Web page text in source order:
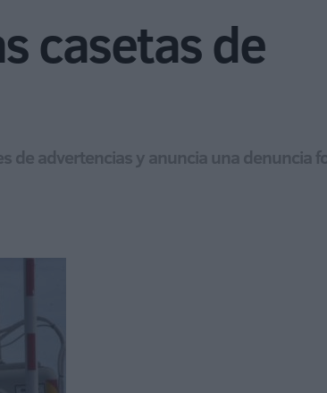
casetas de
de advertencias y anuncia una denuncia